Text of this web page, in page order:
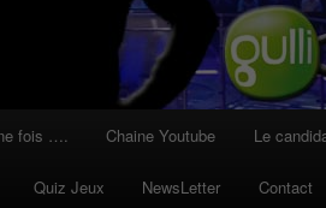
fois …. Chaine Youtube Le
Quiz Jeux NewsLetter Contact